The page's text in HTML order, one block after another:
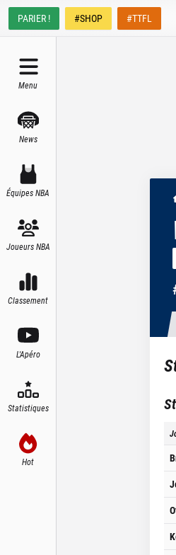
PARIER ! #SHOP #TTFL
Menu
News
Équipes NBA
Joueurs NBA
Classement
L'Apéro
Statistiques
Hot